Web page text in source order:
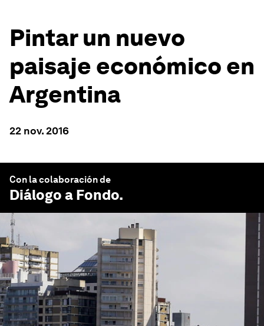
Pintar un nuevo
paisaje económico en
Argentina
22 nov. 2016
Con la colaboración de
Diálogo a Fondo.